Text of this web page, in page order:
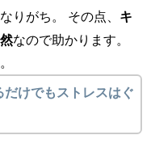
りがち。 その点、 キ
なので助かります。
けでもストレスはぐ